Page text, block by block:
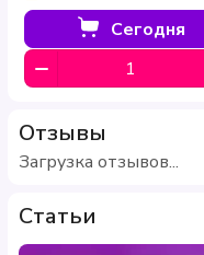
филе с индейкой в соусе
Перл 75 г
Сегодня
Отзывы
Загрузка отзывов...
Статьи